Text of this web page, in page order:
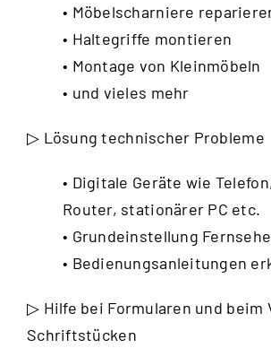
• Möbelscharniere
• Haltegriffe montieren
• Montage von Kleinmöbeln
• und vieles mehr
▷ Lösung technischer Probleme
• Digitale Geräte wie
Router, stationärer PC etc.
• Grundeinstellung
• Bedienungsanleitungen
▷ Hilfe bei Formularen und beim
Schriftstücken